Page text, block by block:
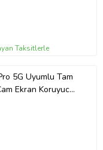
Taksitlerle
5G Uyumlu Tam
Ekran Koruyucu